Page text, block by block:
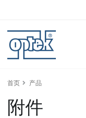
首页 产品
附件